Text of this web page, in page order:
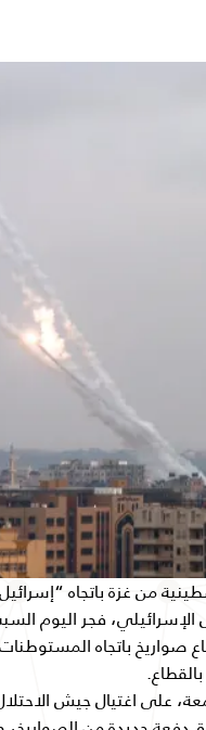
من غزة باتجاه
الإسرائيلي، فجر اليوم
باتجاه
على اغتيال جيش الاحتلال